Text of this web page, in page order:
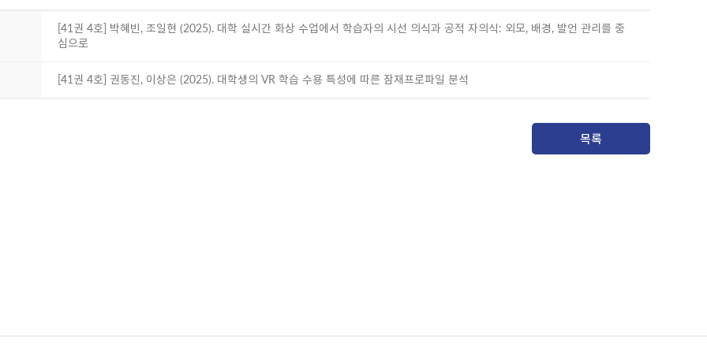
[41권 4호] 박혜빈, 조일현 (2025). 대학 실시간 화상 수업에서 학습자의 시선 의식과 공적 자의식: 외모, 배경, 발언 관리를 중
심으로
[41권 4호] 권동진, 이상은 (2025). 대학생의 VR 학습 수용 특성에 따른 잠재프로파일 분석
목록